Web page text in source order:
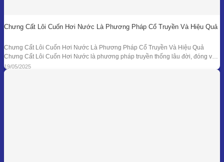
Chưng Cất Lôi Cuốn Hơi Nước Là Phương Pháp Cổ Truyền Và Hiệu Quả
Chưng Cất Lôi Cuốn Hơi Nước Là Phương Pháp Cổ Truyền Và Hiệu Quả
Chưng Cất Lôi Cuốn Hơi Nước là phương pháp truyền thống lâu đời, đóng vai
trò nền tảng trong ngành chiết xuất tinh dầu thiên nhiên. Từ những nồi đồng thủ
công ở các làng nghề cho đến hệ thống chưng
19/05/2025